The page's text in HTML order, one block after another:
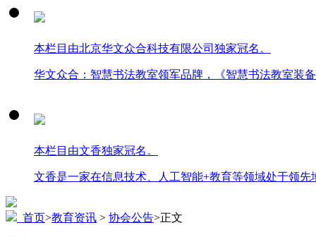
本栏目由北京华文众合科技有限公司独家冠名。
华文众合：智慧书法教室领军品牌，《智慧书法教室装
本栏目由文香独家冠名。
文香是一家在信息技术、人工智能+教育等领域处于领
首页>教育资讯 > 协会公告>正文